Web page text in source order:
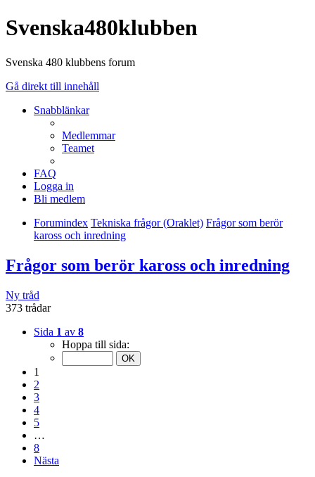
Svenska480klubben
Svenska 480 klubbens forum
Gå direkt till innehåll
Snabblänkar
Medlemmar
Teamet
FAQ
Logga in
Bli medlem
Forumindex Tekniska frågor (Oraklet) Frågor som berör
kaross och inredning
Frågor som berör kaross och inredning
Ny tråd
373 trådar
Sida 1 av 8
Hoppa till sida:
1
2
3
4
5
…
8
Nästa